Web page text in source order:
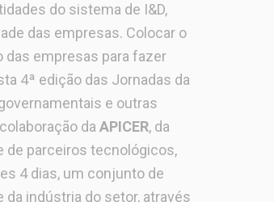
do sistema de I&D,
das empresas. Colocar o
das empresas para fazer
4ª edição das Jornadas da
e outras
da APICER, da
de parceiros tecnológicos,
4 dias, um conjunto de
indústria do setor, através